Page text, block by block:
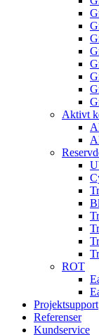
Aktivt
ROT
Projektsupport
Referenser
Kundservice